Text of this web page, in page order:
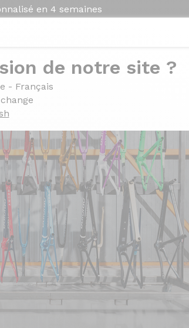
en 4 semaines
de notre site ?
- Français